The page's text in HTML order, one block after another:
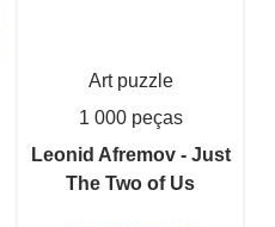
Art puzzle
1 000 peças
Leonid Afremov - Just
The Two of Us